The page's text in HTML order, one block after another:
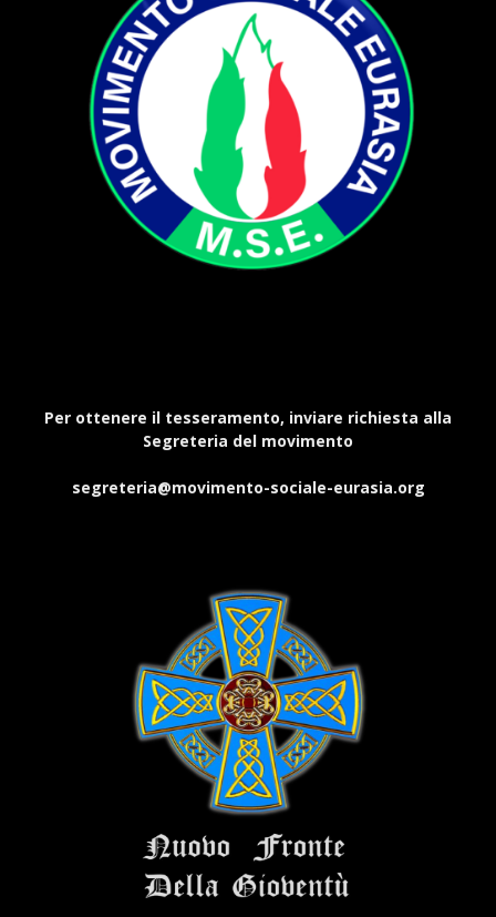
Per ottenere il tesseramento, inviare richiesta alla
Segreteria del movimento
segreteria@movimento-sociale-eurasia.org